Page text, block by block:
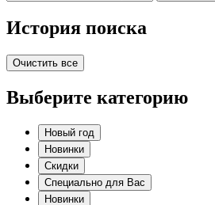
История поиска
Очистить все
Выберите категорию
Новый год
Новинки
Скидки
Специально для Вас
Новинки